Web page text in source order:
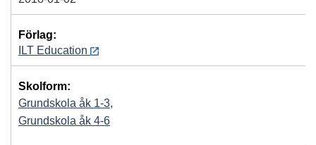
Förlag:
ILT Education
Skolform:
Grundskola åk 1-3,
Grundskola åk 4-6